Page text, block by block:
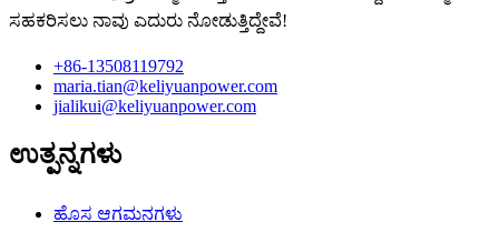
ಸಹಕರಿಸಲು ನಾವು ಎದುರು ನೋಡುತ್ತಿದ್ದೇವೆ!
+86-13508119792
maria.tian@keliyuanpower.com
jialikui@keliyuanpower.com
ಉತ್ಪನ್ನಗಳು
ಹೊಸ ಆಗಮನಗಳು